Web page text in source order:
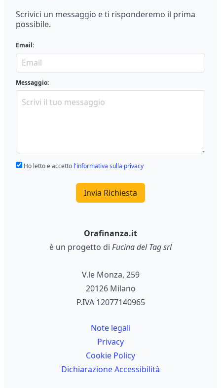
Scrivici un messaggio e ti risponderemo il prima
possibile.
Email:
Messaggio:
Ho letto e accetto l'informativa sulla privacy
Invia Richiesta
Orafinanza.it
è un progetto di Fucina del Tag srl
V.le Monza, 259
20126 Milano
P.IVA 12077140965
Note legali
Privacy
Cookie Policy
Dichiarazione Accessibilità